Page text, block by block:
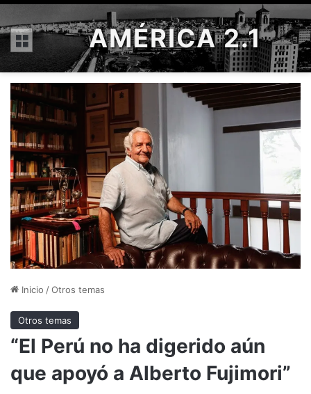
Menú AMÉRICA 2.1
Inicio /Otros temas
Otros temas
“El Perú no ha digerido aún
que apoyó a Alberto Fujimori”